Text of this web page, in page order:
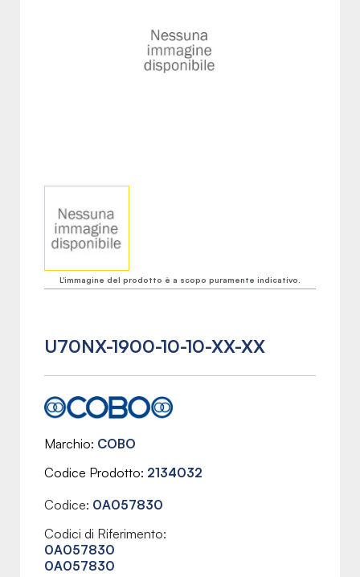
L'immagine del prodotto è a scopo puramente indicativo.
U70NX-1900-10-10-XX-XX
Marchio COBO
Codice Prodotto 2134032
Codice: 0A057830
Codici di Riferimento:
0A057830
0A057830